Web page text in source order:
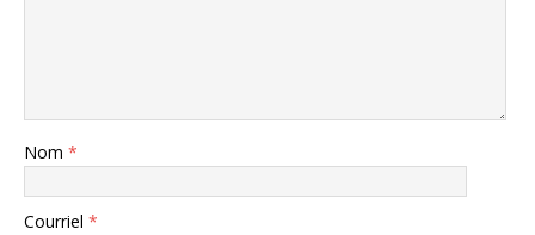
Nom *
Courriel *